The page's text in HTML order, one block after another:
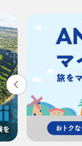
時間帯指定なし
経由地および乗
復路出発日お